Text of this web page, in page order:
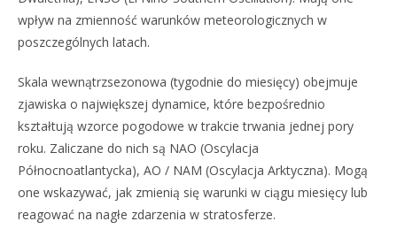
wpływ na zmienność warunków meteorologicznych w
poszczególnych latach.
Skala wewnątrzsezonowa (tygodnie do miesięcy) obejmuje
zjawiska o największej dynamice, które bezpośrednio
kształtują wzorce pogodowe w trakcie trwania jednej pory
roku. Zaliczane do nich są NAO (Oscylacja
Północnoatlantycka), AO / NAM (Oscylacja Arktyczna). Mogą
one wskazywać, jak zmienią się warunki w ciągu miesięcy lub
reagować na nagłe zdarzenia w stratosferze.